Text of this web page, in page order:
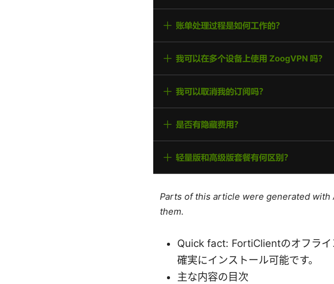
Parts of this article were generated
them.
Quick fact: FortiClientのオフライ
確実にインストール可能です。
主な内容の目次